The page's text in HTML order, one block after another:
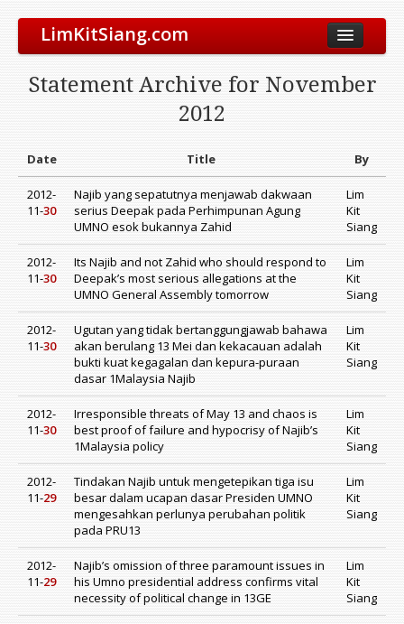
LimKitSiang.com
Blog
Archive
Donate to DAP
Statement Archive for November
2012
Date Title By
2012-
11-30
Najib yang sepatutnya menjawab dakwaan
serius Deepak pada Perhimpunan Agung
UMNO esok bukannya Zahid
Lim
Kit
Siang
2012-
11-30
Its Najib and not Zahid who should respond to
Deepak’s most serious allegations at the
UMNO General Assembly tomorrow
Lim
Kit
Siang
2012-
11-30
Ugutan yang tidak bertanggungjawab bahawa
akan berulang 13 Mei dan kekacauan adalah
bukti kuat kegagalan dan kepura-puraan
dasar 1Malaysia Najib
Lim
Kit
Siang
2012-
11-30
Irresponsible threats of May 13 and chaos is
best proof of failure and hypocrisy of Najib’s
1Malaysia policy
Lim
Kit
Siang
2012-
11-29
Tindakan Najib untuk mengetepikan tiga isu
besar dalam ucapan dasar Presiden UMNO
mengesahkan perlunya perubahan politik
pada PRU13
Lim
Kit
Siang
2012-
11-29
Najib’s omission of three paramount issues in
his Umno presidential address confirms vital
necessity of political change in 13GE
Lim
Kit
Siang